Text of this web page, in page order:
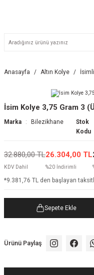
Anasayfa Altın Kolye
İsim Kolye 3,75 Gram 3
Marka Bilezikhane
Stok
Kodu
32.880,00 TL
KDV Dahil
26.304,00 TL
%20 İndirimli
*9.381,76 TL den başlayan
Sepete Ekle
Ürünü Paylaş